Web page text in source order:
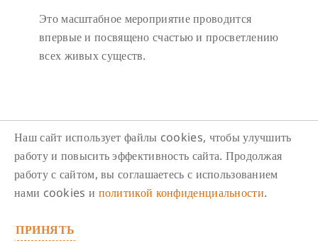
Это масштабное мероприятие проводится
впервые и посвящено счастью и просветлению
всех живых существ.
Следите за нами в соцсетях
Наш сайт использует файлы cookies, чтобы улучшить
работу и повысить эффективность сайта. Продолжая
работу с сайтом, вы соглашаетесь с использованием
нами cookies и политикой конфиденциальности.
ПРИНЯТЬ